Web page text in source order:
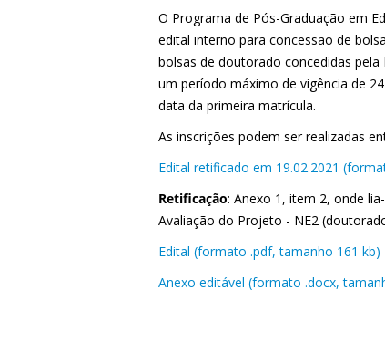
O Programa de Pós-Graduação em
edital interno para concessão de
bolsas de doutorado concedidas pela
um período máximo de vigência de
data da primeira matrícula.
As inscrições podem ser realizadas
Edital retificado em 19.02.2021
Retificação: Anexo 1, item 2, onde
Avaliação do Projeto - NE2
Edital (formato .pdf, tamanho 161 kb)
Anexo editável (formato .docx,